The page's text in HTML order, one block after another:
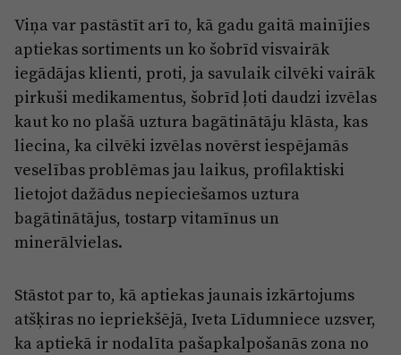
Viņa var pastāstīt arī to, kā gadu gaitā mainījies
aptiekas sortiments un ko šobrīd visvairāk
iegādājas klienti, proti, ja savulaik cilvēki vairāk
pirkuši medikamentus, šobrīd ļoti daudzi izvēlas
kaut ko no plašā uztura bagātinātāju klāsta, kas
liecina, ka cilvēki izvēlas novērst iespējamās
veselības problēmas jau laikus, profilaktiski
lietojot dažādus nepieciešamos uztura
bagātinātājus, tostarp vitamīnus un
minerālvielas.
Stāstot par to, kā aptiekas jaunais izkārtojums
atšķiras no iepriekšējā, Iveta Līdumniece uzsver,
ka aptiekā ir nodalīta pašapkalpošanās zona no